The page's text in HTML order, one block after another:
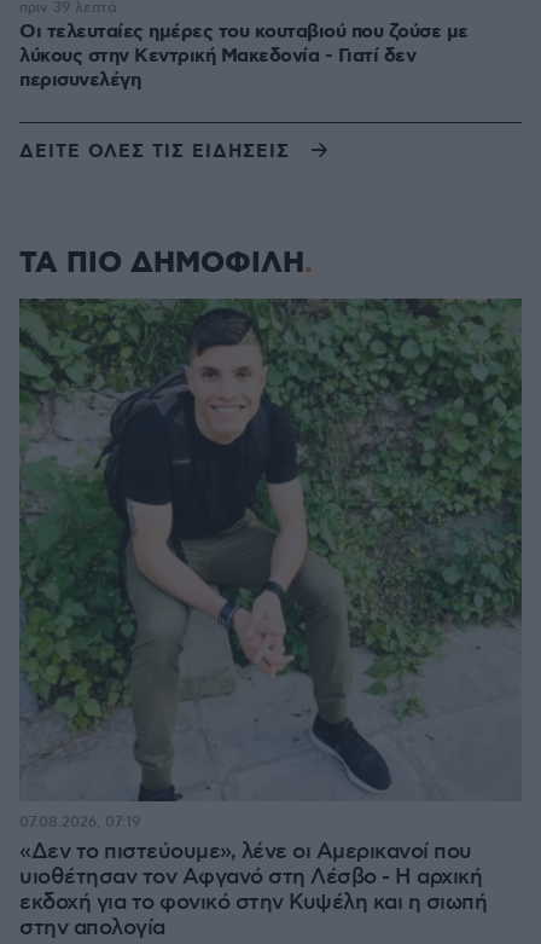
Οι τελευταίες ημέρες του κουταβιού που ζούσε με
λύκους στην Κεντρική Μακεδονία - Γιατί δεν
περισυνελέγη
πριν 39 λεπτά
ΔΕΙΤΕ ΟΛΕΣ ΤΙΣ ΕΙΔΗΣΕΙΣ
ΤΑ ΠΙΟ ΔΗΜΟΦΙΛΗ
«Δεν το πιστεύουμε», λένε οι Αμερικανοί που
υιοθέτησαν τον Αφγανό στη Λέσβο - Η αρχική
εκδοχή για το φονικό στην Κυψέλη και η σιωπή
στην απολογία
07.08.2026, 07:19